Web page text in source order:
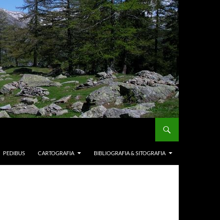
PEDIBUS CARTOGRAFIA BIBLIOGRAFIA & SITOGRAFIA